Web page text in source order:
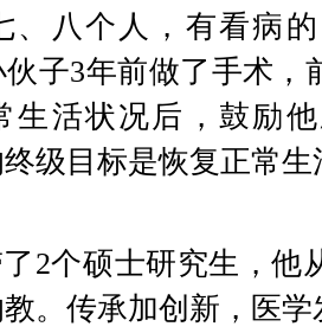
、八个人，有看病
子3年前做了手术，
生活状况后，鼓励
级目标是恢复正常生
。传承加创新，医